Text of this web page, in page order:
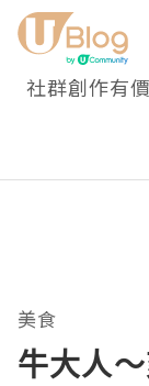
社群創作有
美食
牛大人